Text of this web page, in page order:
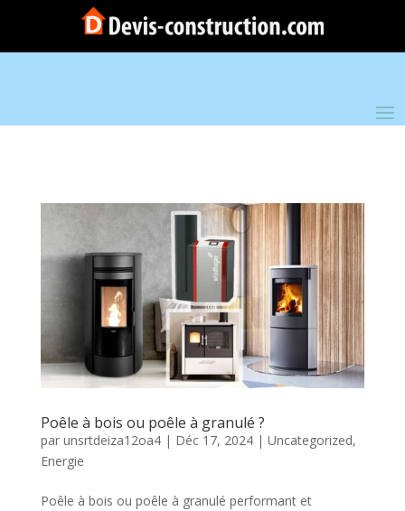
Poêle à bois ou poêle à granulé ?
par unsrtdeiza12oa4| Déc 17, 2024| Uncategorized,
Energie
Poêle à bois ou poêle à granulé performant et